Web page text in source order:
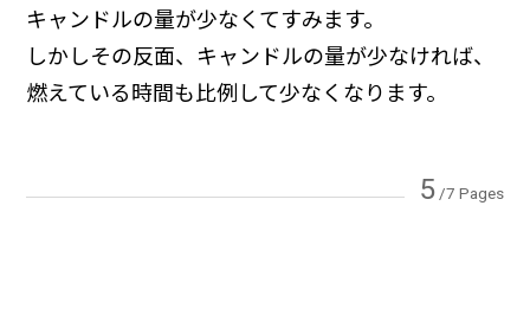
キャンドルの量が少なくてすみます。
しかしその反面、キャンドルの量が少なければ、
燃えている時間も比例して少なくなります。
5/7 Pages